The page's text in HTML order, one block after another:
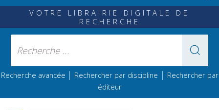
VOTRE LIBRAIRIE DIGITALE DE
RECHERCHE
Recherche avancée | Rechercher par discipline | Rechercher par
éditeur